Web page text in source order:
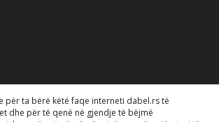
për ta bërë këtë faqe interneti dabel.rs të
dhe për të qenë në gjendje të bëjmë